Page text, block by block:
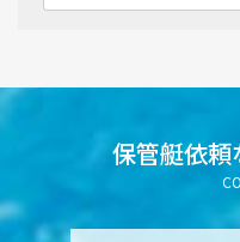
2025年7月
2025年6月保管艇依頼